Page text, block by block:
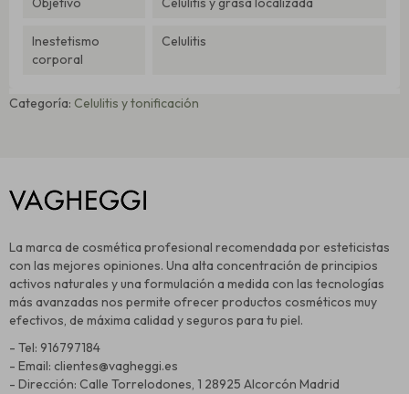
Inestetismo
corporal
Celulitis
Categoría: Celulitis y tonificación
La marca de cosmética profesional recomendada por esteticistas
con las mejores opiniones. Una alta concentración de principios
activos naturales y una formulación a medida con las tecnologías
más avanzadas nos permite ofrecer productos cosméticos muy
efectivos, de máxima calidad y seguros para tu piel.
- Tel: 916797184
- Email: clientes@vagheggi.es
- Dirección: Calle Torrelodones, 1 28925 Alcorcón Madrid